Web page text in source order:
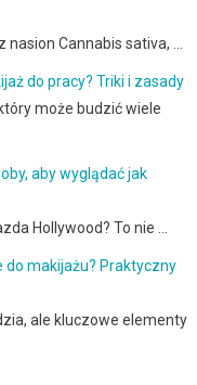
Cannabis sativa, …
do pracy? Triki i zasady
może budzić wiele
aby wyglądać jak
Hollywood? To nie …
do makijażu? Praktyczny
ale kluczowe elementy